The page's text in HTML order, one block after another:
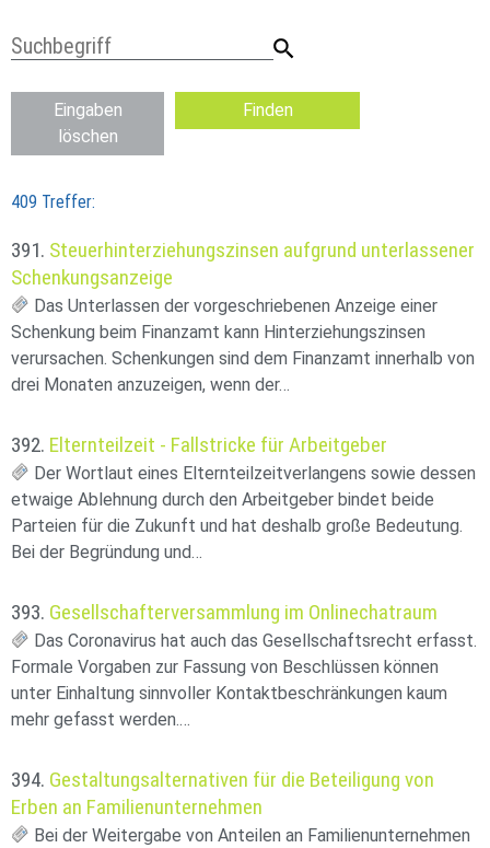
Eingaben
löschen
409 Treffer:
391. Steuerhinterziehungszinsen aufgrund unterlassener
Schenkungsanzeige
Das Unterlassen der vorgeschriebenen Anzeige einer
Schenkung beim Finanzamt kann Hinterziehungszinsen
verursachen. Schenkungen sind dem Finanzamt innerhalb von
drei Monaten anzuzeigen, wenn der…
392. Elternteilzeit - Fallstricke für Arbeitgeber
Der Wortlaut eines Elternteilzeitverlangens sowie dessen
etwaige Ablehnung durch den Arbeitgeber bindet beide
Parteien für die Zukunft und hat deshalb große Bedeutung.
Bei der Begründung und…
393. Gesellschafterversammlung im Onlinechatraum
Das Coronavirus hat auch das Gesellschaftsrecht erfasst.
Formale Vorgaben zur Fassung von Beschlüssen können
unter Einhaltung sinnvoller Kontaktbeschränkungen kaum
mehr gefasst werden.…
394. Gestaltungsalternativen für die Beteiligung von
Erben an Familienunternehmen
Bei der Weitergabe von Anteilen an Familienunternehmen